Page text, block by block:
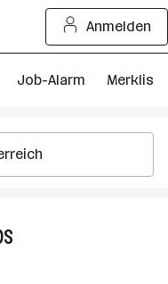
Anmelden
Job-Alarm Merkliste